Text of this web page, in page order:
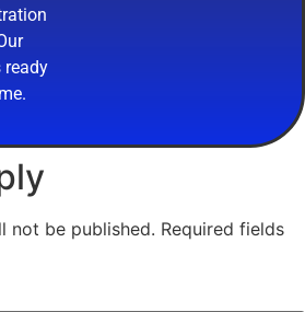
ready
not be published. Required fields